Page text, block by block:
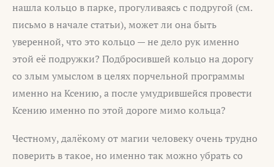
нашла кольцо в парке, прогуливаясь с подругой (см.
письмо в начале статьи), может ли она быть
уверенной, что это кольцо — не дело рук именно
этой её подружки? Подбросившей кольцо на дорогу
со злым умыслом в целях порчельной программы
именно на Ксению, а после умудрившейся провести
Ксению именно по этой дороге мимо кольца?
Честному, далёкому от магии человеку очень трудно
поверить в такое, но именно так можно убрать со